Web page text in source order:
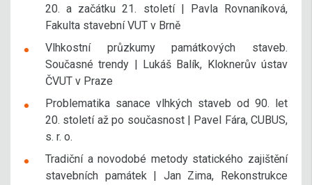
20. a začátku 21. století | Pavla Rovnaníková,
Fakulta stavební VUT v Brně
Vlhkostní průzkumy památkových staveb.
Současné trendy | Lukáš Balík, Kloknerův ústav
ČVUT v Praze
Problematika sanace vlhkých staveb od 90. let
20. století až po současnost | Pavel Fára, CUBUS,
s. r. o.
Tradiční a novodobé metody statického zajištění
stavebních památek | Jan Zima, Rekonstrukce